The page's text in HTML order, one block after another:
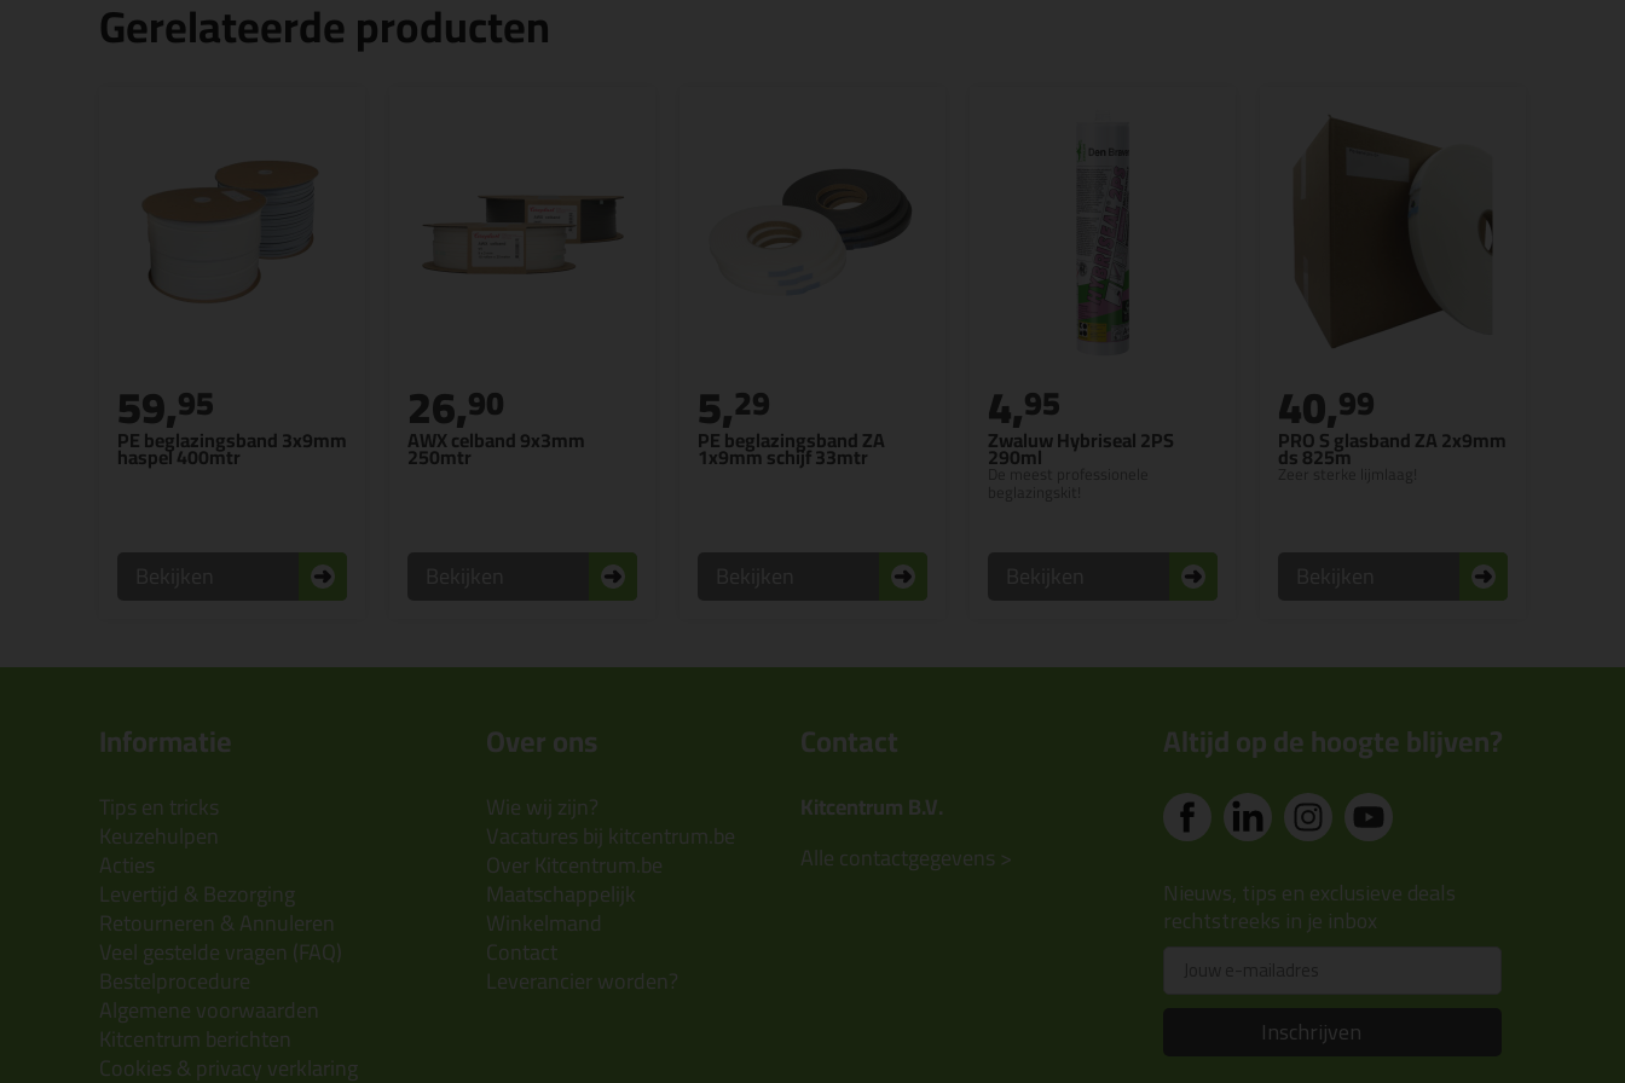
Gerelateerde producten
PE beglazingsband 3x9mm
haspel 400mtr
59,95
AWX celband 9x3mm
250mtr
26,90
PE beglazingsband ZA
1x9mm schijf 33mtr
5,29
Zwaluw Hybriseal 2PS
290ml
De meest professionele
4,95
PRO S glasband ZA 2x9mm
ds 825m
Zeer sterke lijmlaag!
40,99
Informatie
Tips en tricks
Keuzehulpen
Acties
Levertijd & Bezorging
Retourneren & Annuleren
Veel gestelde vragen (FAQ)
Bestelprocedure
Algemene voorwaarden
Kitcentrum berichten
Cookies & privacy verklaring
Over ons
Wie wij zijn?
Vacatures bij kitcentrum.be
Over Kitcentrum.be
Maatschappelijk
Winkelmand
Contact
Leverancier worden?
Contact
Kitcentrum B.V.
Alle contactgegevens >
Altijd op de hoogte blijven?
Nieuws, tips en exclusieve deals
rechtstreeks in je inbox
Inschrijven